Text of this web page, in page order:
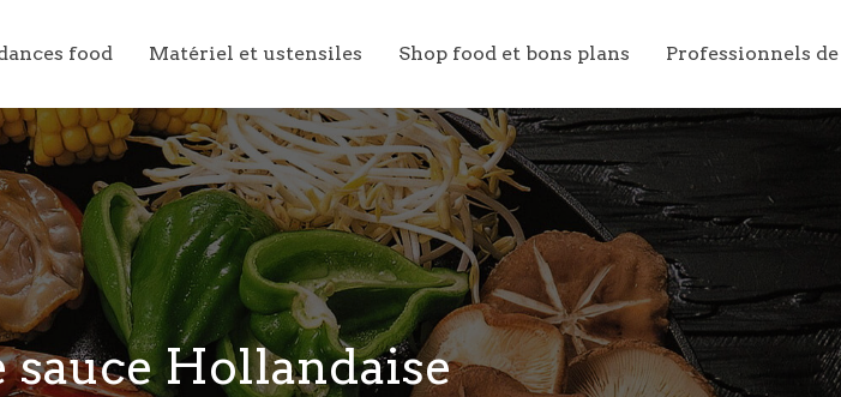
food Matériel et ustensiles Shop food et bons plans Professionnels
sauce Hollandaise